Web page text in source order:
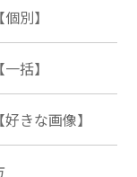
別】
括】
きな画像】